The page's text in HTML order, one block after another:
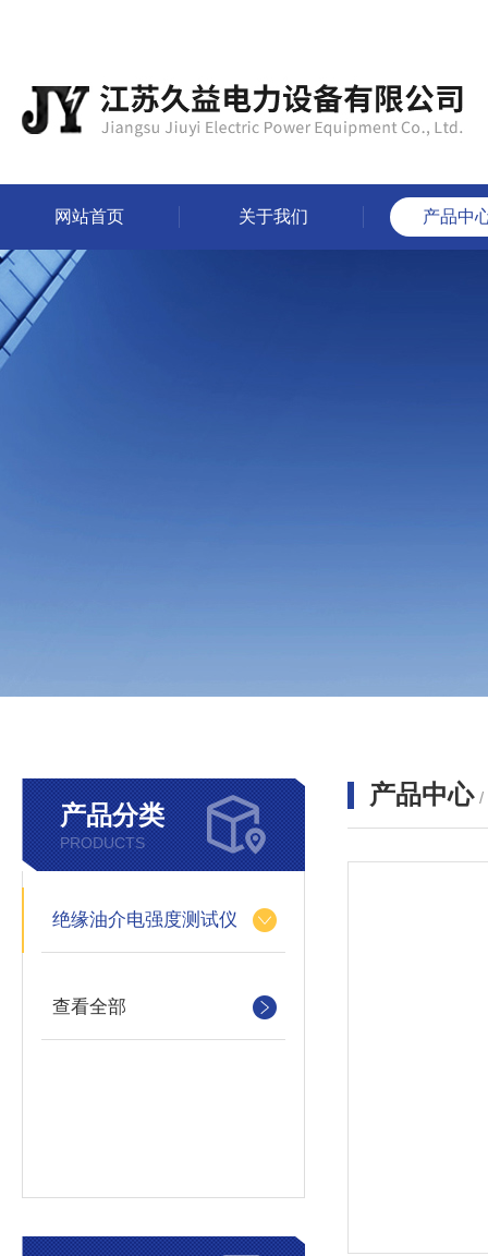
网站首页 关于我们 产品中
产品分类
PRODUCTS
绝缘油介电强度测试仪
查看全部
产品中心 /